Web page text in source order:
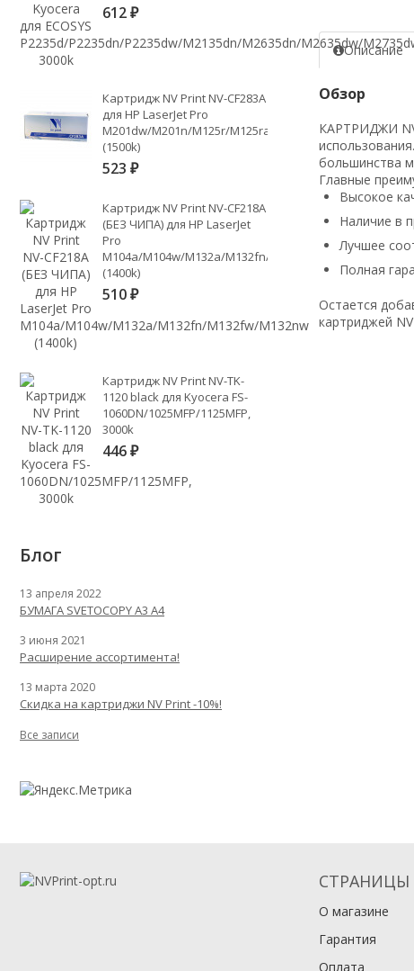
Описание
Обзор
КАРТРИДЖИ NV
большинства
Главные
Высокое
Наличие в
Лучшее
Полная
Остается
картриджей
612 ₽
Картридж NV Print NV-CF283A
для HP LaserJet Pro
M201dw/M201n/M125r/M125ra/M225dn/M225dw/
(1500k)
523 ₽
Картридж NV Print NV-CF218A
(БЕЗ ЧИПА) для HP LaserJet
Pro
M104a/M104w/M132a/M132fn/M132fw/M132nw
(1400k)
510 ₽
Картридж NV Print NV-TK-
1120 black для Kyocera FS-
1060DN/1025MFP/1125MFP,
3000k
446 ₽
Блог
13 апреля 2022
БУМАГА SVETOCOPY A3 A4
3 июня 2021
Расширение ассортимента!
13 марта 2020
Скидка на картриджи NV Print -10%!
Все записи
СТРАНИЦЫ
О магазине
Гарантия
Оплата